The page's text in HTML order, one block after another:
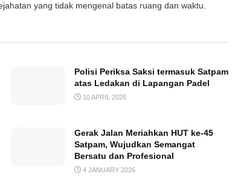
yang tidak mengenal batas ruang dan waktu.
Polisi Periksa Saksi termasuk Satpam
atas Ledakan di Lapangan Padel
10 APRIL 2026
Gerak Jalan Meriahkan HUT ke-45
Satpam, Wujudkan Semangat
Bersatu dan Profesional
4 JANUARY 2026